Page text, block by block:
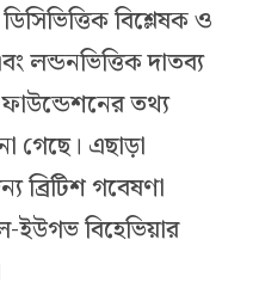
বিশ্লেষক ও
লন্ডনভিত্তিক দাতব্য
ফাউন্ডেশনের তথ্য
গেছে। এছাড়া
ব্রিটিশ গবেষণা
ইউগভ বিহেভিয়ার